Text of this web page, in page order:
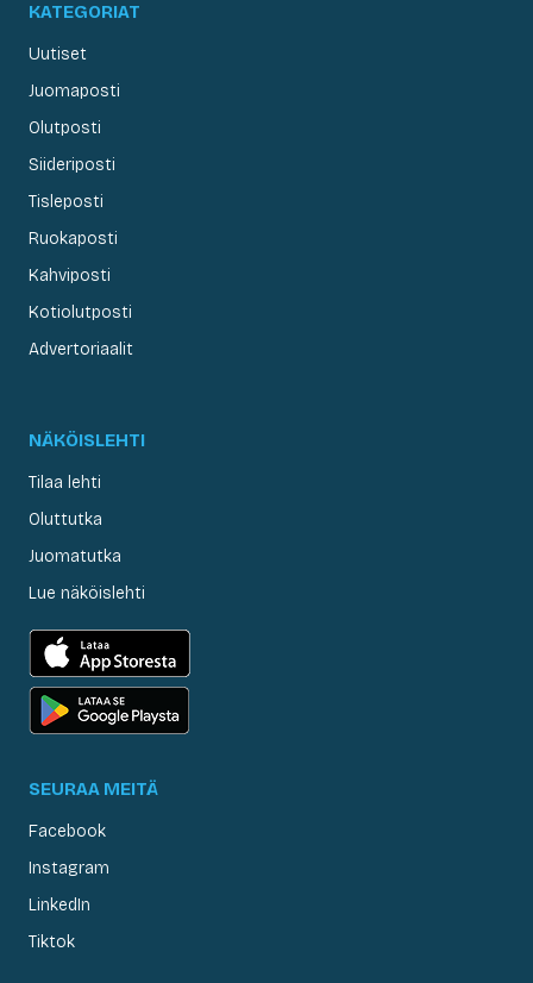
KATEGORIAT
Uutiset
Juomaposti
Olutposti
Siideriposti
Tisleposti
Ruokaposti
Kahviposti
Kotiolutposti
Advertoriaalit
NÄKÖISLEHTI
Tilaa lehti
Oluttutka
Juomatutka
Lue näköislehti
SEURAA MEITÄ
Facebook
Instagram
LinkedIn
Tiktok